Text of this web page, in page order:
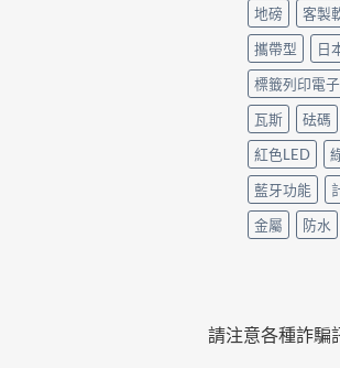
地磅
客製
攜帶型
日
標籤列印電
瓦斯
砝碼
紅色LED
藍牙功能
金屬
防水
請注意各種詐騙訊